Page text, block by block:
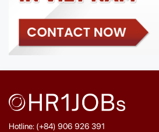
Hotline: (+84) 906 926 391